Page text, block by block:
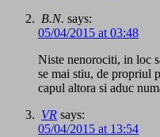
B.N. says:
05/04/2015 at 03:48
Niste nenorociti, in loc
se mai stiu, de propriul
capul altora si aduc
VR says:
05/04/2015 at 13:54